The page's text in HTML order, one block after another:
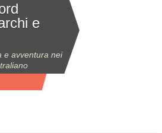
e
e avventura nei